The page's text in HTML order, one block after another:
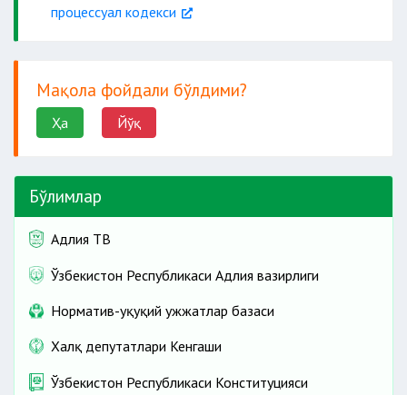
процессуал кодекси
Мақола фойдали бўлдими?
Ҳа Йўқ
Бўлимлар
Адлия ТВ
Ўзбекистон Республикаси Адлия вазирлиги
Норматив-ҳуқуқий ҳужжатлар базаси
Халқ депутатлари Кенгаши
Ўзбекистон Республикаси Конституцияси